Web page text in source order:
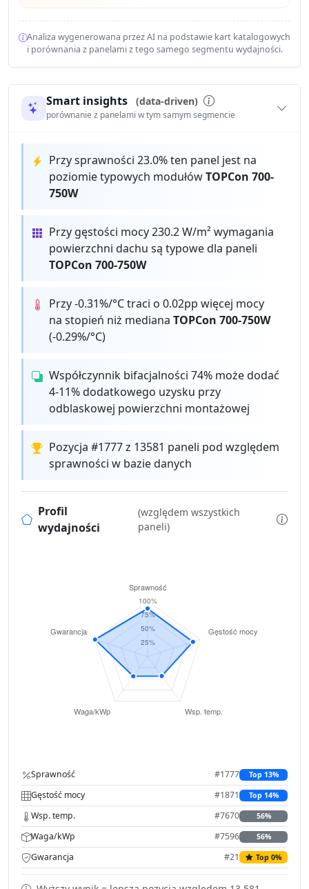
Analiza wygenerowana przez AI na podstawie kart katalogowych
i porównania z panelami z tego samego segmentu wydajności.
Smart insights (data-driven)
porównanie z panelami w tym samym segmencie
Przy sprawności 23.0% ten panel jest na
poziomie typowych modułówTOPCon 700-
750W
Przy gęstości mocy 230.2 W/m² wymagania
powierzchni dachu są typowe dla paneli
TOPCon 700-750W
Przy -0.31%/°C traci o 0.02pp więcej mocy
na stopień niż medianaTOPCon 700-750W
(-0.29%/°C)
Współczynnik bifacjalności 74% może dodać
4-11% dodatkowego uzysku przy
odblaskowej powierzchni montażowej
Pozycja #1777 z 13581 paneli pod względem
sprawności w bazie danych
Profil
wydajności
(względem wszystkich
paneli)
Sprawność #1777 Top 13%
Gęstość mocy #1871 Top 14%
Wsp. temp. #7670 56%
Waga/kWp #7596 56%
Gwarancja #21 Top 0%